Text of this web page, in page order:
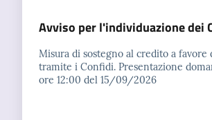
Avviso per l'individuazione dei
Misura di sostegno al credito a favore
tramite i Confidi. Presentazione
ore 12:00 del 15/09/2026